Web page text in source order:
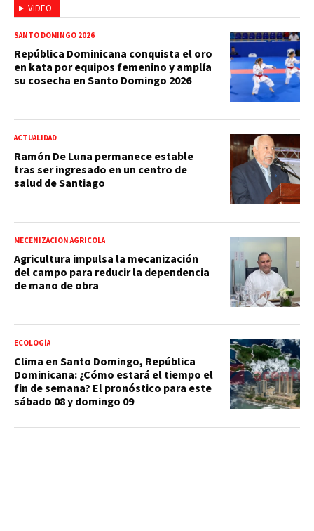
VIDEO
SANTO DOMINGO 2026
República Dominicana conquista el oro
en kata por equipos femenino y amplía
su cosecha en Santo Domingo 2026
ACTUALIDAD
Ramón De Luna permanece estable
tras ser ingresado en un centro de
salud de Santiago
MECENIZACIÓN AGRÍCOLA
Agricultura impulsa la mecanización
del campo para reducir la dependencia
de mano de obra
ECOLOGÍA
Clima en Santo Domingo, República
Dominicana: ¿Cómo estará el tiempo el
fin de semana? El pronóstico para este
sábado 08 y domingo 09